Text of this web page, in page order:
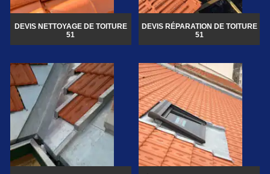
DEVIS NETTOYAGE DE TOITURE
51
DEVIS RÉPARATION DE TOITURE
51